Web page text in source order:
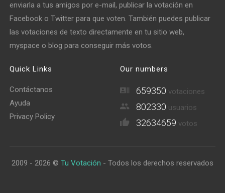
enviarla a tus amigos por e-mail, publicar la votación en
Facebook o Twitter para que voten. También puedes publicar
las votaciones de texto directamente en tu sitio web,
myspace o blog para conseguir más votos.
Quick Links
Contáctanos
Ayuda
Privacy Policy
Our numbers
659350 votaciones
802330 usuarios
32634659 votos
2009 - 2026 © Tu Votación - Todos los derechos reservados